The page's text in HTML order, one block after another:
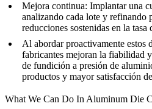
Mejora continua: Implantar una
analizando cada lote y refinando
reducciones sostenidas en la tasa
Al abordar proactivamente estos
fabricantes mejoran la fiabilidad
de fundición a presión de
productos y mayor satisfacción
What We Can Do In Aluminum Die